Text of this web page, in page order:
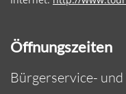
Öffnungszeiten
Bürgerservice-